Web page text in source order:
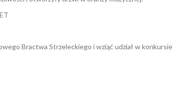
Bractwa Strzeleckiego i wziąć udział w konkursie